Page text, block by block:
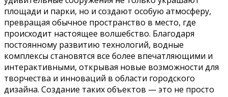
площади и парки, но и создают особую атмосферу,
превращая обычное пространство в место, где
происходит настоящее волшебство. Благодаря
постоянному развитию технологий, водные
комплексы становятся все более впечатляющими и
интерактивными, открывая новые возможности для
творчества и инноваций в области городского
дизайна. Создание таких объектов — это не просто